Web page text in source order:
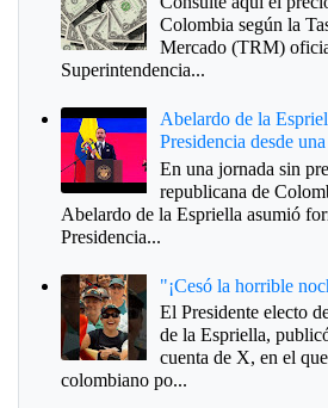
Colombia según la
Mercado (TRM)
Superintendencia...
Abelardo de la
Presidencia desde
En una jornada sin
republicana de
Abelardo de la Espriella asumió
Presidencia...
"¡Cesó la horrible
El Presidente electo
de la Espriella,
cuenta de X, en el
colombiano po...